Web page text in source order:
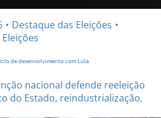
Destaque das Eleições
Eleições
de desenvolvimento com Lula
nacional defende reeleição
do Estado, reindustrialização,